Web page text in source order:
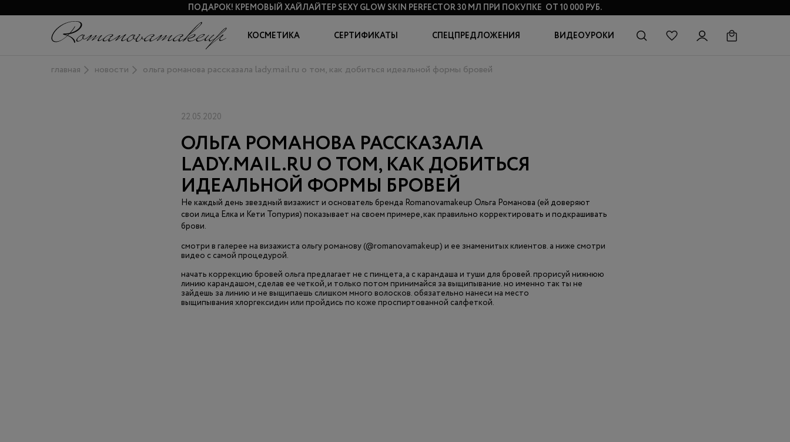
ПОДАРОК! КРЕМОВЫЙ ХАЙЛАЙТЕР SEXY GLOW SKIN PERFECTOR 30 МЛ ПРИ ПОКУПКЕ ОТ 10 000 РУБ.
КОСМЕТИКА СЕРТИФИКАТЫ СПЕЦПРЕДЛОЖЕНИЯ ВИДЕОУРОКИ
главная новости ольга романова рассказала lady.mail.ru о том, как добиться идеальной формы бровей
22.05.2020
ОЛЬГА РОМАНОВА РАССКАЗАЛА
LADY.MAIL.RU О ТОМ, КАК ДОБИТЬСЯ
ИДЕАЛЬНОЙ ФОРМЫ БРОВЕЙ
Не каждый день звездный визажист и основатель бренда Romanovamakeup Ольга Романова (ей доверяют
свои лица Елка и Кети Топурия) показывает на своем примере, как правильно корректировать и подкрашивать
брови.
смотри в галерее на визажиста ольгу романову (@romanovamakeup) и ее знаменитых клиентов. а ниже смотри
видео с самой процедурой.
начать коррекцию бровей ольга предлагает не с пинцета, а с карандаша и туши для бровей. прорисуй нижнюю
линию карандашом, сделав ее четкой, и только потом принимайся за выщипывание. но именно так ты не
зайдешь за линию и не выщипаешь слишком много волосков. обязательно нанеси на место
выщипывания хлоргексидин или пройдись по коже проспиртованной салфеткой.